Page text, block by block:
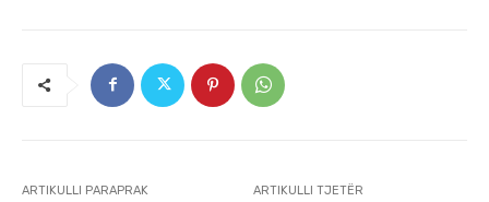
ARTIKULLI PARAPRAK ARTIKULLI TJETËR